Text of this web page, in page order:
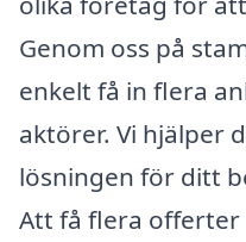
Genom oss på
enkelt få in flera
aktörer. Vi hjälper
lösningen för ditt
Att få flera